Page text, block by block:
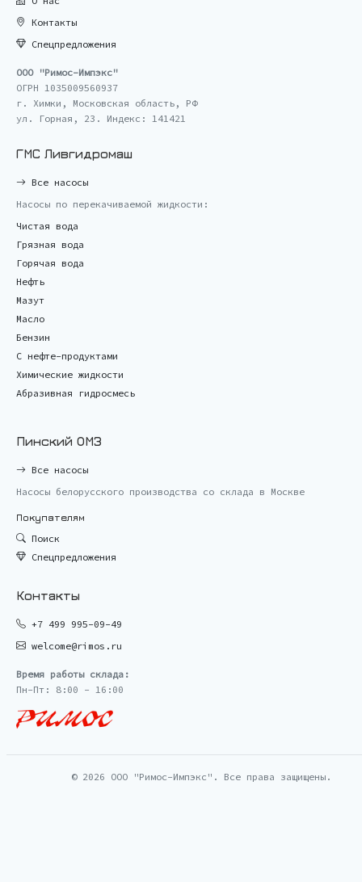
Контакты
Спецпредложения
ООО "Римос-Импэкс"
ОГРН 1035009560937
г. Химки, Московская область, РФ
ул. Горная, 23. Индекс: 141421
ГМС Ливгидромаш
Все насосы
Насосы по перекачиваемой жидкости:
Чистая вода
Грязная вода
Горячая вода
Нефть
Мазут
Масло
Бензин
С нефте-продуктами
Химические жидкости
Абразивная гидросмесь
Пинский ОМЗ
Все насосы
Насосы белорусского производства со склада в Москве
Покупателям
Поиск
Спецпредложения
Контакты
+7 499 995-09-49
welcome@rimos.ru
Время работы склада:
Пн-Пт: 8:00 - 16:00
© 2026 ООО "Римос-Импэкс". Все права защищены.